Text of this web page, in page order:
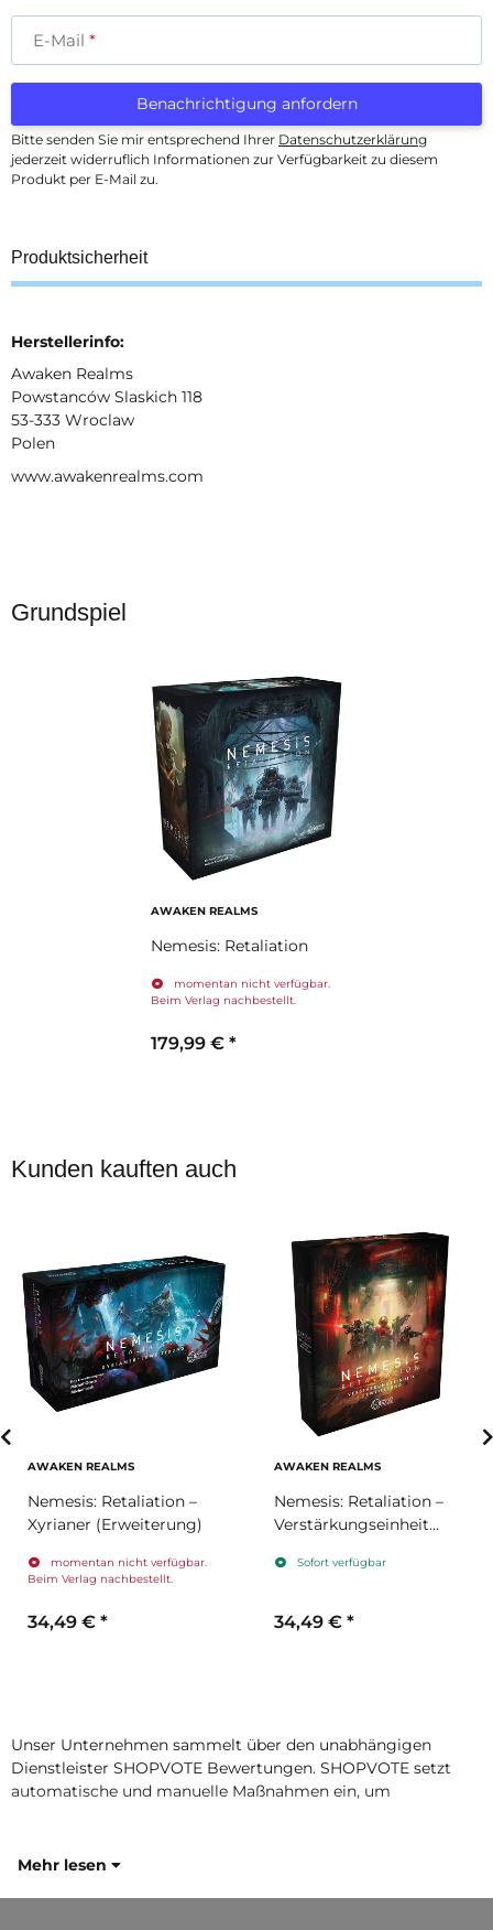
E-Mail
Benachrichtigung anfordern
Bitte senden Sie mir entsprechend Ihrer Datenschutzerklärung
jederzeit widerruflich Informationen zur Verfügbarkeit zu diesem
Produkt per E-Mail zu.
Produktsicherheit
Herstellerinfo:
Awaken Realms
Powstanców Slaskich 118
53-333 Wroclaw
Polen
www.awakenrealms.com
Grundspiel
AWAKEN REALMS
Nemesis: Retaliation
momentan nicht verfügbar.
Beim Verlag nachbestellt.
179,99 € *
Kunden kauften auch
AWAKEN REALMS
Nemesis: Retaliation –
Xyrianer (Erweiterung)
momentan nicht verfügbar.
Beim Verlag nachbestellt.
34,49 € *
AWAKEN REALMS
Nemesis: Retaliation –
Verstärkungseinheit
Sofort verfügbar
34,49 € *
Unser Unternehmen sammelt über den unabhängigen
Dienstleister SHOPVOTE Bewertungen. SHOPVOTE setzt
automatische und manuelle Maßnahmen ein, um
Mehr lesen